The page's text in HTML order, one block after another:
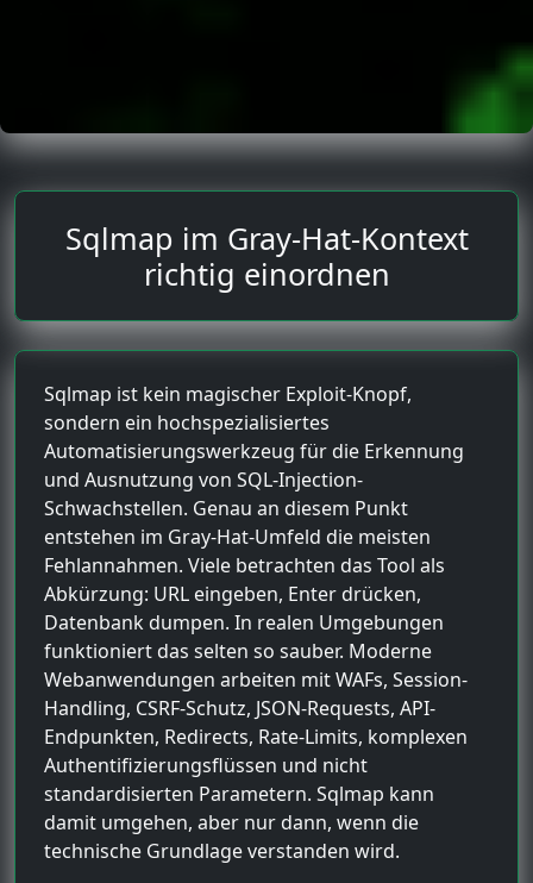
Sqlmap im Gray-Hat-Kontext
richtig einordnen
Sqlmap ist kein magischer Exploit-Knopf,
sondern ein hochspezialisiertes
Automatisierungswerkzeug für die Erkennung
und Ausnutzung von SQL-Injection-
Schwachstellen. Genau an diesem Punkt
entstehen im Gray-Hat-Umfeld die meisten
Fehlannahmen. Viele betrachten das Tool als
Abkürzung: URL eingeben, Enter drücken,
Datenbank dumpen. In realen Umgebungen
funktioniert das selten so sauber. Moderne
Webanwendungen arbeiten mit WAFs, Session-
Handling, CSRF-Schutz, JSON-Requests, API-
Endpunkten, Redirects, Rate-Limits, komplexen
Authentifizierungsflüssen und nicht
standardisierten Parametern. Sqlmap kann
damit umgehen, aber nur dann, wenn die
technische Grundlage verstanden wird.